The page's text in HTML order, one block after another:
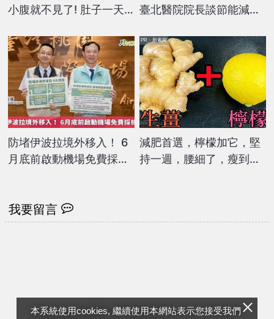
本系統使用cookies, 繼續使用本網站表示您接受我們
小腹就不見了! 肚子一天
臺北醫院院長談節能減碳
防堵伊波拉境外移入！ 6
月底前啟動機場免費採檢
減肥首選，檸檬加它，堅
持一週，腰細了，瘦到你
PR・新素簡
我要留言